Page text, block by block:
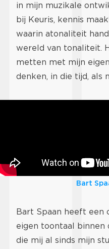
in mijn muzikale
bij Keuris, kennis
waarin atonaliteit
wereld van tonaliteit.
metten met mijn
denken, in die tijd, als
Bart
Bart Spaan heeft een
eigen toontaal binnen
die mij al sinds mijn